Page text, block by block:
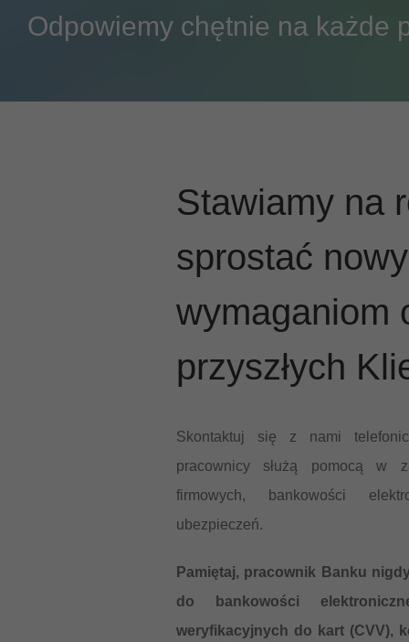
Odpowiemy chętnie na każde
Stawiamy na
sprostać
wymaganiom
przyszłych
Skontaktuj się z nami
pracownicy służą pomocą w
firmowych, bankowości
ubezpieczeń.
Pamiętaj, pracownik Banku
do bankowości
weryfikacyjnych do kart (CVV),